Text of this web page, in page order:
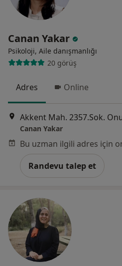
Canan Yakar
Psikoloji, Aile danışmanlığı
20 görüş
Adres Online
Canan Yakar
Randevu talep et